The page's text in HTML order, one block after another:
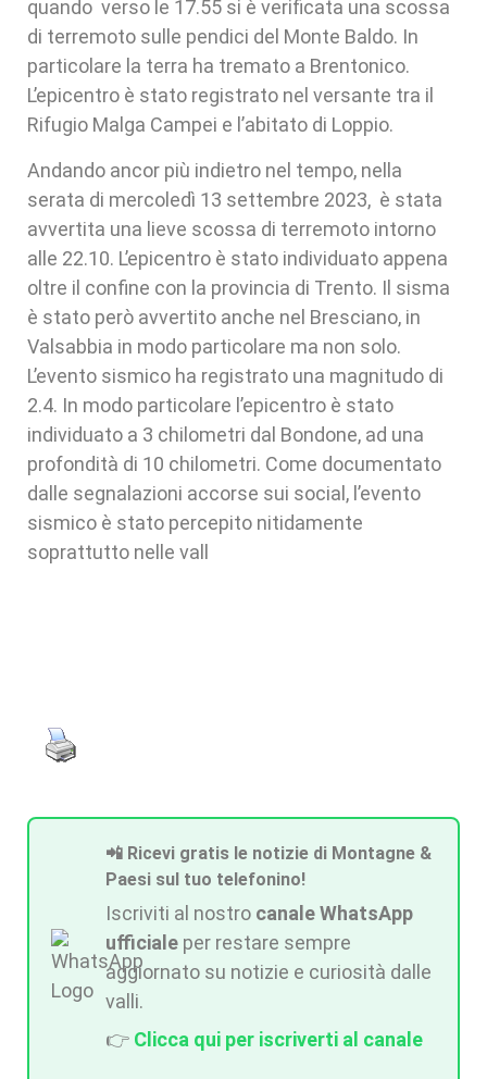
quando verso le 17.55 si è verificata una scossa
di terremoto sulle pendici del Monte Baldo. In
particolare la terra ha tremato a Brentonico.
L’epicentro è stato registrato nel versante tra il
Rifugio Malga Campei e l’abitato di Loppio.
Andando ancor più indietro nel tempo, nella
serata di mercoledì 13 settembre 2023, è stata
avvertita una lieve scossa di terremoto intorno
alle 22.10. L’epicentro è stato individuato appena
oltre il confine con la provincia di Trento. Il sisma
è stato però avvertito anche nel Bresciano, in
Valsabbia in modo particolare ma non solo.
L’evento sismico ha registrato una magnitudo di
2.4. In modo particolare l’epicentro è stato
individuato a 3 chilometri dal Bondone, ad una
profondità di 10 chilometri. Come documentato
dalle segnalazioni accorse sui social, l’evento
sismico è stato percepito nitidamente
soprattutto nelle vall
📲 Ricevi gratis le notizie di Montagne &
Paesi sul tuo telefonino!
Iscriviti al nostro canale WhatsApp
ufficiale per restare sempre
aggiornato su notizie e curiosità dalle
valli.
👉 Clicca qui per iscriverti al canale